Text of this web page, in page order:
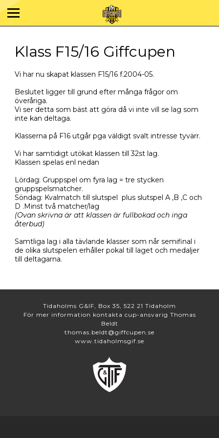
Klass F15/16 Giffcupen
Vi har nu skapat klassen F15/16 f.2004-05.
Beslutet ligger till grund efter många frågor om
överåriga.
Vi ser detta som bäst att göra då vi inte vill se lag som
inte kan deltaga.
Klasserna på F16 utgår pga väldigt svalt intresse tyvärr.
Vi har samtidigt utökat klassen till 32st lag.
Klassen spelas enl nedan
Lördag: Gruppspel om fyra lag = tre stycken
gruppspelsmatcher.
Söndag: Kvalmatch till slutspel plus slutspel A ,B ,C och
D .Minst två matcher/lag
(Ovan skrivna är att klassen är fullbokad och inga
återbud)
Samtliga lag i alla tävlande klasser som når semifinal i
de olika slutspelen erhåller pokal till laget och medaljer
till deltagarna.
Tidaholms G&IF, Box 35, 522 21 Tidaholm
För mer information kontakta cup-ansvarig Thomas
Beldt
thomas.beldt@giffcupen.se
www.tidaholmsgif.se